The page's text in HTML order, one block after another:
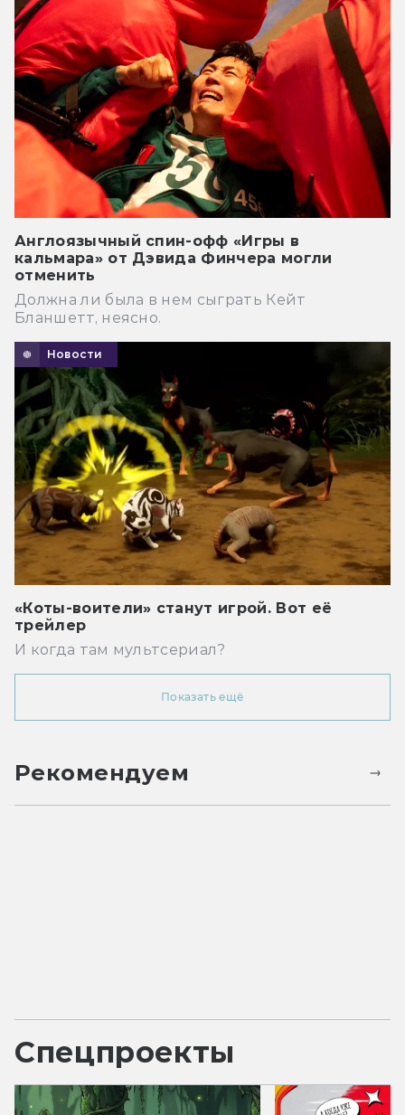
Англоязычный спин-офф «Игры в
кальмара» от Дэвида Финчера могли
отменить
Должна ли была в нем сыграть Кейт
Бланшетт, неясно.
Новости
«Коты-воители» станут игрой. Вот её
трейлер
И когда там мультсериал?
Показать ещё
Рекомендуем
Спецпроекты